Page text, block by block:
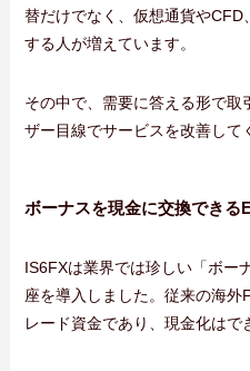
替だけでなく、仮想通貨や
する人が増えています。
その中で、需要に答える形で
ザー目線でサービスを改善して
ボーナスを現金に交換できる
IS6FXは業界では珍しい「ボー
座を導入しました。従来の海外
レード資金であり、現金化はで